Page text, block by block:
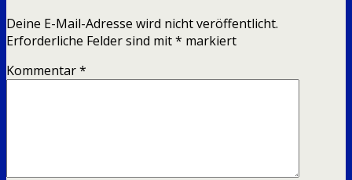
Deine E-Mail-Adresse wird nicht veröffentlicht.
Erforderliche Felder sind mit* markiert
Kommentar*